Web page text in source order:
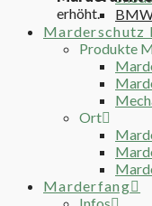
Marderschutz
Produkte
Ort
Marderfang
erhöht.